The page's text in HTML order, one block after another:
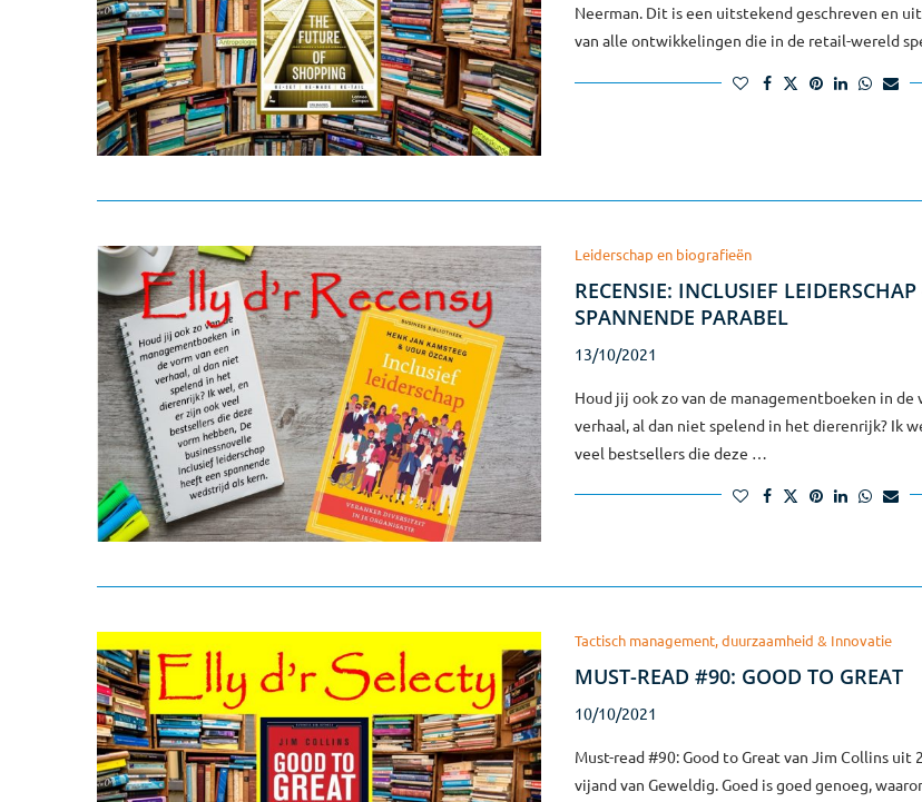
Neerman. Dit is een uitstekend geschreven en
van alle ontwikkelingen die in de retail-wereld
Leiderschap en biografieën
RECENSIE: INCLUSIEF LEIDERSCHAP
SPANNENDE PARABEL
13/10/2021
Houd jij ook zo van de managementboeken in de
verhaal, al dan niet spelend in het dierenrijk? Ik
veel bestsellers die deze …
Tactisch management, duurzaamheid & Innovatie
MUST-READ #90: GOOD TO GREAT
10/10/2021
Must-read #90: Good to Great van Jim Collins uit
vijand van Geweldig. Goed is goed genoeg,